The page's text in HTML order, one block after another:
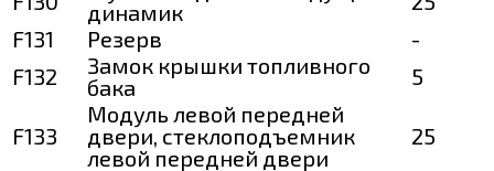
динамик
F131
Резерв
-
F132
Замок крышки топливного
бака
5
F133
Модуль левой передней
двери, стеклоподъемник
левой передней двери
25